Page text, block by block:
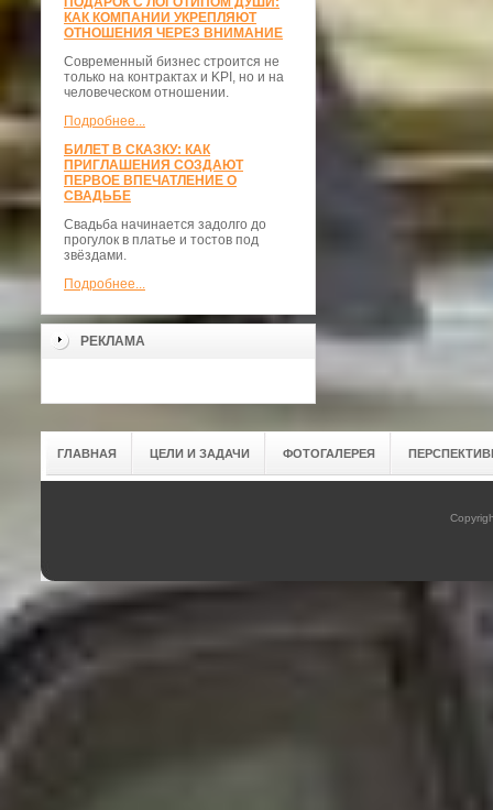
КАК КОМПАНИИ УКРЕПЛЯЮТ
ОТНОШЕНИЯ ЧЕРЕЗ ВНИМАНИЕ
Современный бизнес строится не
только на контрактах и KPI, но и на
человеческом отношении.
Подробнее...
БИЛЕТ В СКАЗКУ: КАК
ПРИГЛАШЕНИЯ СОЗДАЮТ
ПЕРВОЕ ВПЕЧАТЛЕНИЕ О
СВАДЬБЕ
Свадьба начинается задолго до
прогулок в платье и тостов под
звёздами.
Подробнее...
РЕКЛАМА
ГЛАВНАЯ ЦЕЛИ И ЗАДАЧИ ФОТОГАЛЕРЕЯ